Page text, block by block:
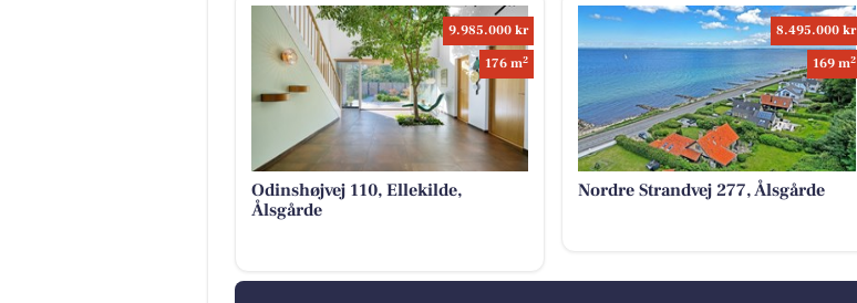
9.985.000 kr
176 m2
Odinshøjvej 110, Ellekilde,
Ålsgårde
8.495.000 kr
169 m2
Nordre Strandvej 277, Ålsgårde